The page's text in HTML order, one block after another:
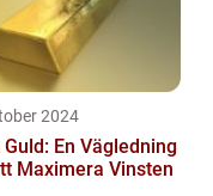
2024
En Vägledning
Maximera Vinsten